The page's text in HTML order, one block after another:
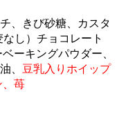
、きび砂糖、カスタ
し）チョコレート
ーキングパウダー、
、 豆乳入りホイップ
、苺